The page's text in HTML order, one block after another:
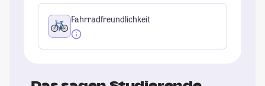
Fahrradfreundlichkeit